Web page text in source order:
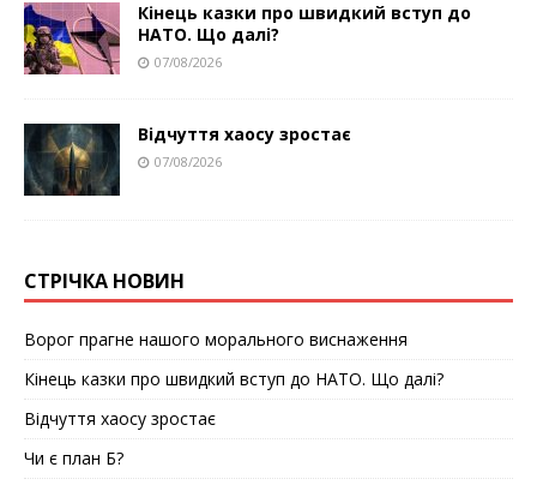
Кінець казки про швидкий вступ до
НАТО. Що далі?
07/08/2026
Відчуття хаосу зростає
07/08/2026
СТРІЧКА НОВИН
Ворог прагне нашого морального виснаження
Кінець казки про швидкий вступ до НАТО. Що далі?
Відчуття хаосу зростає
Чи є план Б?